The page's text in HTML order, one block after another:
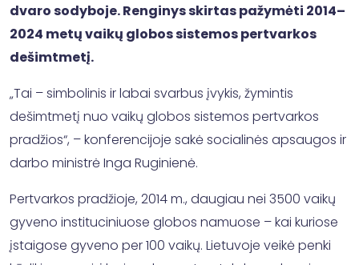
dvaro sodyboje. Renginys skirtas pažymėti 2014–
2024 metų vaikų globos sistemos pertvarkos
dešimtmetį.
„Tai – simbolinis ir labai svarbus įvykis, žymintis
dešimtmetį nuo vaikų globos sistemos pertvarkos
pradžios“, – konferencijoje sakė socialinės apsaugos ir
darbo ministrė Inga Ruginienė.
Pertvarkos pradžioje, 2014 m., daugiau nei 3500 vaikų
gyveno instituciniuose globos namuose – kai kuriose
įstaigose gyveno per 100 vaikų. Lietuvoje veikė penki